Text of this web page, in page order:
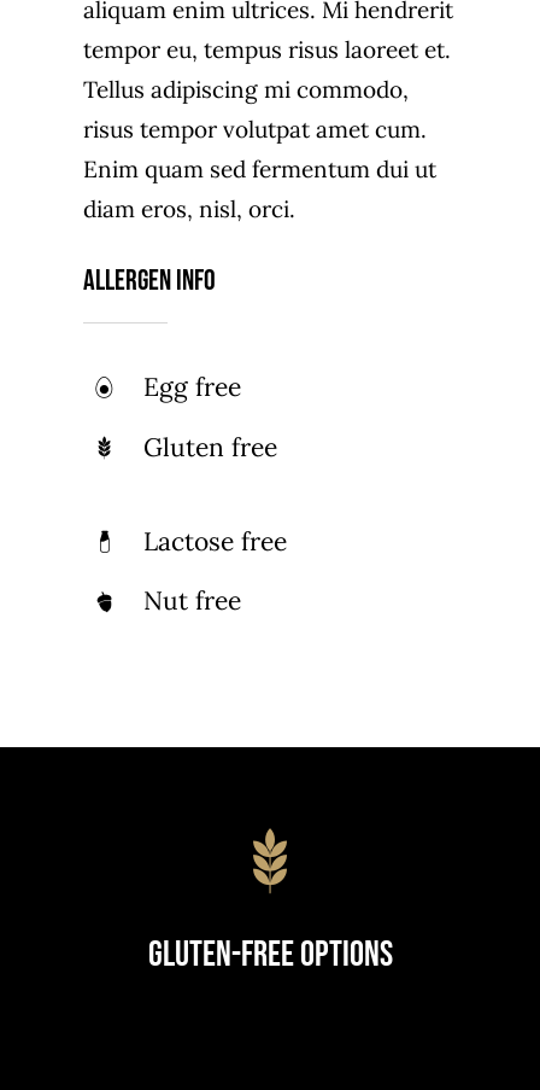
aliquam enim ultrices. Mi hendrerit
tempor eu, tempus risus laoreet et.
Tellus adipiscing mi commodo,
risus tempor volutpat amet cum.
Enim quam sed fermentum dui ut
diam eros, nisl, orci.
Allergen Info
Egg free
Gluten free
Lactose free
Nut free
Gluten-Free Options